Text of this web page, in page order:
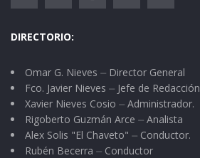
DIRECTORIO:
Omar G. Nieves ⏤ Director General
Fco. Javier Nieves ⏤ Jefe de Redacción
Xavier Nieves Cosio ⏤ Administrador.
Rigoberto Guzmán Arce ⏤ Analista
Alex Solis "El Chaveto" ⏤ Conductor.
Rubén Becerra ⏤ Conductor